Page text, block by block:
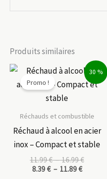
Produits similaires
30 %
Promo !
Réchauds et combustible
Réchaud à alcool en acier
inox – Compact et stable
11.99€–16.99€Plage
8.39€ – 11.89€Plage